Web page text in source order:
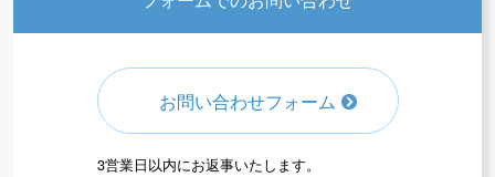
体育 サッカー 無料体験
新規入会募集
お問い合わせフォーム
3営業日以内にお返事いたします。